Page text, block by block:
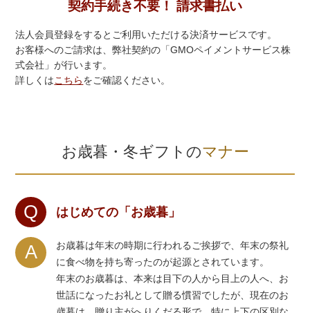
契約手続き不要！ 請求書払い
法人会員登録をするとご利用いただける決済サービスです。
お客様へのご請求は、弊社契約の「GMOペイメントサービス株
式会社」が行います。
詳しくはこちらをご確認ください。
お歳暮・冬ギフトのマナー
Q はじめての「お歳暮」
A
お歳暮は年末の時期に行われるご挨拶で、年末の祭礼
に食べ物を持ち寄ったのが起源とされています。
年末のお歳暮は、本来は目下の人から目上の人へ、お
世話になったお礼として贈る慣習でしたが、現在のお